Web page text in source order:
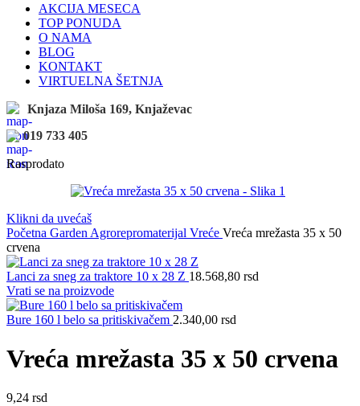
AKCIJA MESECA
TOP PONUDA
O NAMA
BLOG
KONTAKT
VIRTUELNA ŠETNJA
Knjaza Miloša 169, Knjaževac
019 733 405
Rasprodato
Klikni da uvećaš
Početna Garden Agrorepromaterijal Vreće Vreća mrežasta 35 x 50
crvena
Lanci za sneg za traktore 10 x 28 Z 18.568,80 rsd
Vrati se na proizvode
Bure 160 l belo sa pritiskivačem 2.340,00 rsd
Vreća mrežasta 35 x 50 crvena
9,24 rsd